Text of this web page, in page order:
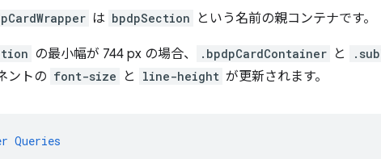
は bpdpSection という名前の親コンテナです。
の最小幅が 744 px の場合、 .bpdpCardContainer と
ントの font-size と line-height が更新されます。
Queries